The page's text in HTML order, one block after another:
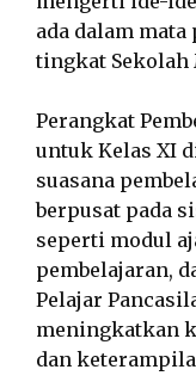
ada dalam mata
tingkat Sekolah
Perangkat
untuk Kelas XI
suasana
berpusat pada
seperti modul
pembelajaran,
Pelajar
meningkatkan
dan